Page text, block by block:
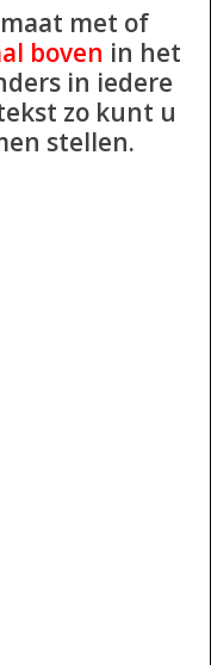
met of
boven in het
in iedere
zo kunt u
stellen.